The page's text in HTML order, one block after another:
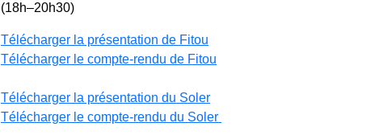
(18h–20h30)
Télécharger la présentation de Fitou
Télécharger le compte-rendu de Fitou
Télécharger la présentation du Soler
Télécharger le compte-rendu du Soler